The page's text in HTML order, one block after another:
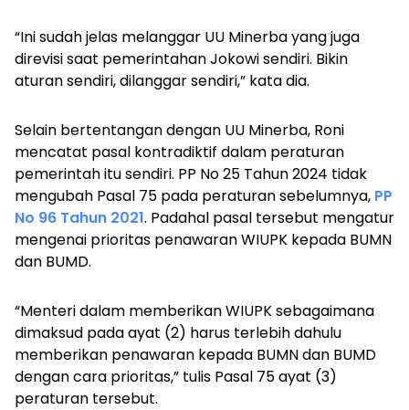
“Ini sudah jelas melanggar UU Minerba yang juga
direvisi saat pemerintahan Jokowi sendiri. Bikin
aturan sendiri, dilanggar sendiri,” kata dia.
Selain bertentangan dengan UU Minerba, Roni
mencatat pasal kontradiktif dalam peraturan
pemerintah itu sendiri. PP No 25 Tahun 2024 tidak
mengubah Pasal 75 pada peraturan sebelumnya, PP
No 96 Tahun 2021. Padahal pasal tersebut mengatur
mengenai prioritas penawaran WIUPK kepada BUMN
dan BUMD.
“Menteri dalam memberikan WIUPKsebagaimana
dimaksud pada ayat (2) harus terlebih dahulu
memberikan penawaran kepada BUMN dan BUMD
dengan cara prioritas,” tulis Pasal 75 ayat (3)
peraturan tersebut.